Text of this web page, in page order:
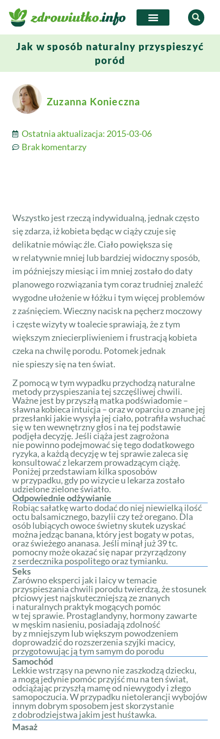
Jak w sposób naturalny przyspieszyć
poród
Zuzanna Konieczna
Ostatnia aktualizacja: 2015-03-06
Brak komentarzy
Wszystko jest rzeczą indywidualną, jednak często
się zdarza, iż kobieta będąc w ciąży czuje się
delikatnie mówiąc źle. Ciało powiększa się
w relatywnie mniej lub bardziej widoczny sposób,
im późniejszy miesiąc i im mniej zostało do daty
planowego rozwiązania tym coraz trudniej znaleźć
wygodne ułożenie w łóżku i tym więcej problemów
z zaśnięciem. Wieczny nacisk na pęcherz moczowy
i częste wizyty w toalecie sprawiają, że z tym
większym zniecierpliwieniem i frustracją kobieta
czeka na chwilę porodu. Potomek jednak
nie spieszy się na ten świat.
Z pomocą w tym wypadku przychodzą naturalne
metody przyspieszania tej szczęśliwej chwili.
Ważne jest by przyszłą matka podświadomie –
sławna kobieca intuicja – oraz w oparciu o znane jej
przesłanki jakie wysyła jej ciało, potrafiła wsłuchać
się w ten wewnętrzny głos i na tej podstawie
podjęła decyzję. Jeśli ciąża jest zagrożona
nie powinno podejmować się tego dodatkowego
ryzyka, a każdą decyzję w tej sprawie zaleca się
konsultować z lekarzem prowadzącym ciążę.
Poniżej przedstawiam kilka sposobów
w przypadku, gdy po wizycie u lekarza zostało
udzielone zielone światło.
Odpowiednie odżywianie
Robiąc sałatkę warto dodać do niej niewielką ilość
octu balsamicznego, bazylii czy też oregano. Dla
osób lubiących owoce świetny skutek uzyskać
można jedząc banana, który jest bogaty w potas,
oraz świeżego ananasa. Jeśli minął już 39 tc.
pomocny może okazać się napar przyrządzony
z serdecznika pospolitego oraz tymianku.
Seks
Zarówno eksperci jak i laicy w temacie
przyspieszania chwili porodu twierdzą, że stosunek
płciowy jest najskuteczniejszą ze znanych
i naturalnych praktyk mogących pomóc
w tej sprawie. Prostaglandyny, hormony zawarte
w męskim nasieniu, posiadają zdolność
by z mniejszym lub większym powodzeniem
doprowadzić do rozszerzenia szyjki macicy,
przygotowując ją tym samym do porodu
Samochód
Lekkie wstrząsy na pewno nie zaszkodzą dziecku,
a mogą jedynie pomóc przyjść mu na ten świat,
odciążając przyszłą mamę od niewygody i złego
samopoczucia. W przypadku nietolerancji wybojów
innym dobrym sposobem jest skorzystanie
z dobrodziejstwa jakim jest huśtawka.
Masaż